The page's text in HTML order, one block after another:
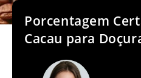
Porcentagem
Cacau para